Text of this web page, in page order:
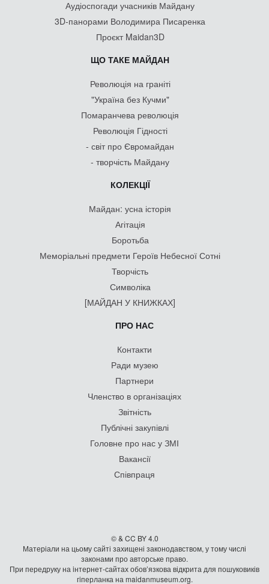
Аудіоспогади учасників Майдану
3D-панорами Володимира Писаренка
Проєкт Maidan3D
ЩО ТАКЕ МАЙДАН
Революція на граніті
"Україна без Кучми"
Помаранчева революція
Революція Гідності
- світ про Євромайдан
- творчість Майдану
КОЛЕКЦІЇ
Майдан: усна історія
Агітація
Боротьба
Меморіальні предмети Героїв Небесної Сотні
Творчість
Символіка
[МАЙДАН У КНИЖКАХ]
ПРО НАС
Контакти
Ради музею
Партнери
Членство в організаціях
Звітність
Публічні закупівлі
Головне про нас у ЗМІ
Вакансії
Співпраця
© & CC BY 4.0
Матеріали на цьому сайті захищені законодавством, у тому числі
законами про авторське право.
При передруку на iнтернет-сайтах обов’язкова відкрита для пошуковиків
гiперланка на maidanmuseum.org.